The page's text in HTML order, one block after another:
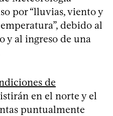
por “lluvias, viento y
debido al
y al ingreso de una
de
en el norte y el
puntualmente